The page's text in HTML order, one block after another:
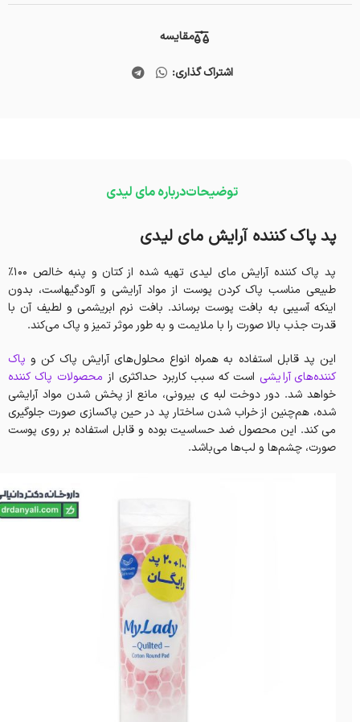
مقایسه
اشتراک گذاری:
توضیحاتدرباره مای لیدی
پد پاک کننده آرایش مای لیدی
پد پاک کننده آرایش مای لیدی تهیه شده از کتان و پنبه خالص 100%
طبیعی مناسب پاک کردن پوست از مواد آرایشی و آلودگیهاست، بدون
اینکه آسیبی به بافت پوست برساند. بافت نرم ابریشمی و لطیف آن با
قدرت جذب بالا صورت را با ملایمت و به طور موثر تمیز و پاک می‌کند.
این پد قابل استفاده به همراه انواع محلول‌های آرایش پاک کن و پاک
کننده‌های آرایشی است که سبب کاربرد حداکثری از محصولات پاک کننده
خواهد شد. دور دوخت لبه ی بیرونی، مانع از پخش شدن مواد آرایشی
شده، هم‌چنین از خراب شدن ساختار پد در حین پاکسازی صورت جلوگیری
می کند. این محصول ضد حساسیت بوده و قابل استفاده بر روی پوست
صورت، چشم‌ها و لب‌ها می‌باشد.